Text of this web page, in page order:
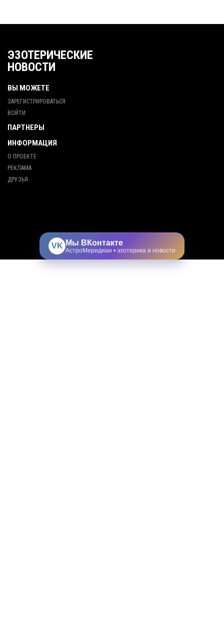
ЭЗОТЕРИЧЕСКИЕ
НОВОСТИ
ВЫ МОЖЕТЕ
ЗАРЕГИСТРИРОВАТЬСЯ
ВОЙТИ
ПАРТНЕРЫ
ИНФОРМАЦИЯ
О ПРОЕКТЕ
РЕКЛАМА
ДРУЗЬЯ
VK Мы ВКонтакте
АстроМеридиан • эзотерика и новости